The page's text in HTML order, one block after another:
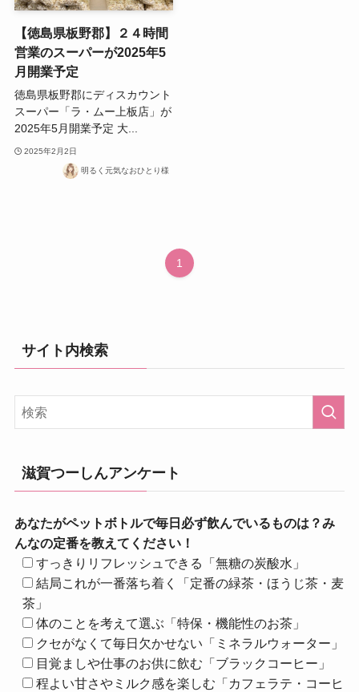
【徳島県板野郡】２４時間
営業のスーパーが2025年5
月開業予定
徳島県板野郡にディスカウント
スーパー「ラ・ムー上板店」が
2025年5月開業予定 大...
2025年2月2日
明るく元気なおひとり様
1
サイト内検索
滋賀つーしんアンケート
あなたがペットボトルで毎日必ず飲んでいるものは？み
んなの定番を教えてください！
すっきりリフレッシュできる「無糖の炭酸水」
結局これが一番落ち着く「定番の緑茶・ほうじ茶・麦
茶」
体のことを考えて選ぶ「特保・機能性のお茶」
クセがなくて毎日欠かせない「ミネラルウォーター」
目覚ましや仕事のお供に飲む「ブラックコーヒー」
程よい甘さやミルク感を楽しむ「カフェラテ・コーヒ